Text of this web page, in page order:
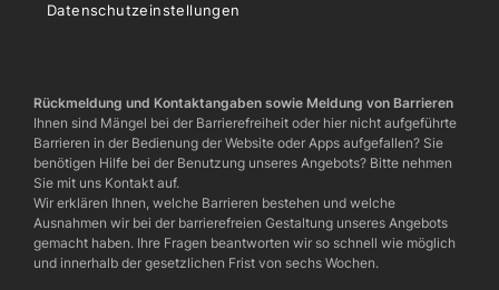
Datenschutzeinstellungen
Rückmeldung und Kontaktangaben sowie Meldung von Barrieren
Ihnen sind Mängel bei der Barrierefreiheit oder hier nicht aufgeführte
Barrieren in der Bedienung der Website oder Apps aufgefallen? Sie
benötigen Hilfe bei der Benutzung unseres Angebots? Bitte nehmen
Sie mit uns Kontakt auf.
Wir erklären Ihnen, welche Barrieren bestehen und welche
Ausnahmen wir bei der barrierefreien Gestaltung unseres Angebots
gemacht haben. Ihre Fragen beantworten wir so schnell wie möglich
und innerhalb der gesetzlichen Frist von sechs Wochen.